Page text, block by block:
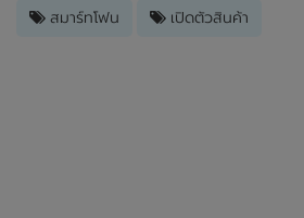
สมาร์ทโฟน เปิดตัวสินค้า